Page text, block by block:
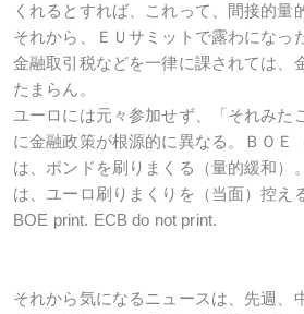
くれるとすれば、これって、間接的量
それから、ＥＵサミットで露わになっ
金融取引税などを一律に課されては、
たまらん。
ユーロには元々参加せず、「それみた
に金融政策が根源的に異なる。ＢＯＥ
は、ポンドを刷りまくる（量的緩和）
は、ユーロ刷りまくりを（当面）控え
BOE print. ECB do not print.
それから気になるニュースは、先週、